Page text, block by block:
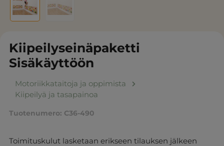
Kiipeilyseinäpaketti
Sisäkäyttöön
Motoriikkataitoja ja oppimista
Kiipeilyä ja tasapainoa
Tuotenumero: C36-490
Toimituskulut lasketaan erikseen tilauksen jälkeen